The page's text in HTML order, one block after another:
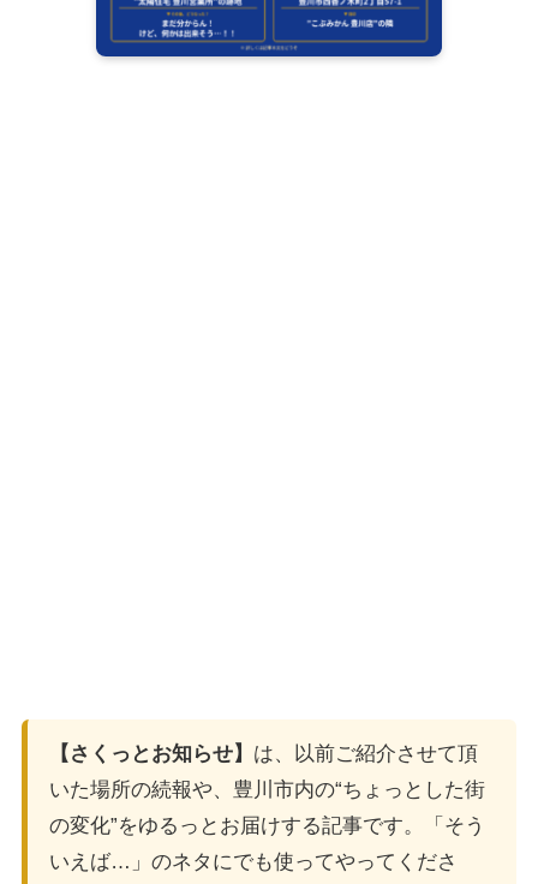
【さくっとお知らせ】 は、以前ご紹介させて頂
いた場所の続報や、豊川市内の“ちょっとした街
の変化”をゆるっとお届けする記事です。「そう
いえば…」のネタにでも使ってやってくださ